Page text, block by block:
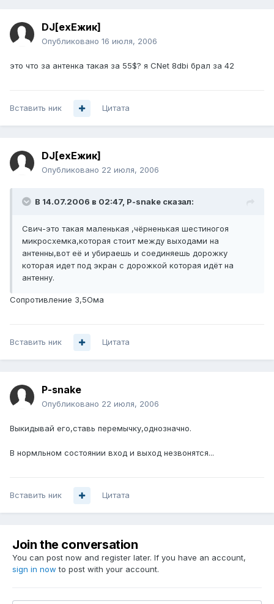
DJ[exЕжик]
Опубликовано 16 июля, 2006
это что за антенка такая за 55$? я CNet 8dbi брал за 42
Вставить ник Цитата
DJ[exЕжик]
Опубликовано 22 июля, 2006
В 14.07.2006 в 02:47, P-snake сказал:
Свич-это такая маленькая ,чёрненькая шестиногоя
микросхемка,которая стоит между выходами на
антенны,вот её и убираешь и соединяешь дорожку
которая идет под экран с дорожкой которая идёт на
антенну.
Сопротивление 3,5Ома
Вставить ник Цитата
P-snake
Опубликовано 22 июля, 2006
Выкидывай его,ставь перемычку,однозначно.
В нормльном состоянии вход и выход незвонятся...
Вставить ник Цитата
Join the conversation
You can post now and register later. If you have an account,
sign in now to post with your account.